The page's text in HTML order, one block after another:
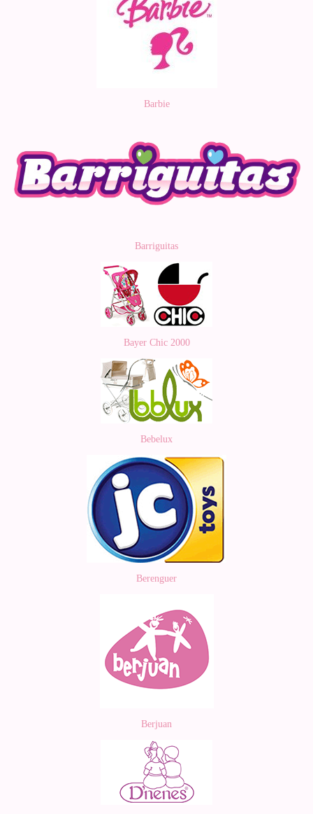
Barbie
Barriguitas
Bayer Chic 2000
Bebelux
Berenguer
Berjuan